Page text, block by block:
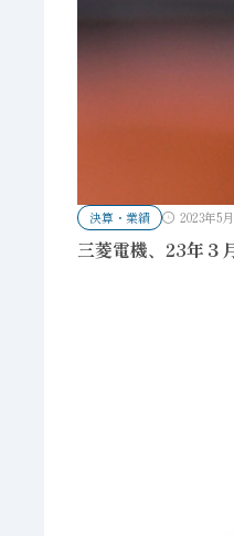
決算・業績 2023年5
三菱電機、23年３